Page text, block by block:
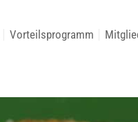
Vorteilsprogramm